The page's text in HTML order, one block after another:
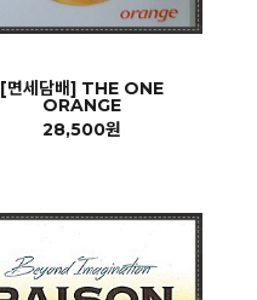
[면세담배] THE ONE
ORANGE
28,500원